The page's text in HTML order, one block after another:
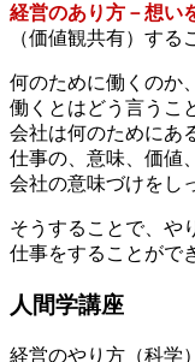
経営のあり方－想い
（価値観共有）する
何のために働くのか、
働くとはどう言うこ
会社は何のためにあ
仕事の、意味、価値
会社の意味づけをし
そうすることで、や
仕事をすることがで
人間学講座
経営のやり方（科学